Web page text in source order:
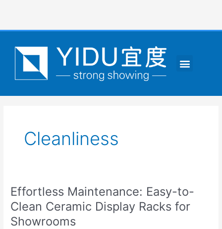
Menu
Cleanliness
Effortless Maintenance: Easy-to-
Clean Ceramic Display Racks for
Showrooms
Effortless
Maintenance:
Easy-
to-